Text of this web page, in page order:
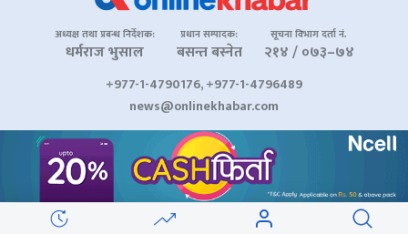
अध्यक्ष तथा प्रबन्ध निर्देशक:
धर्मराज भुसाल
प्रधान सम्पादक:
बसन्त बस्नेत
सूचना विभाग दर्ता नं.
२१४ / ०७३–७४
+977-1-4790176, +977-1-4796489
news@onlinekhabar.com
© २००६-२०२६ Onlinekhabar.com सर्वाधिकार सुरक्षित